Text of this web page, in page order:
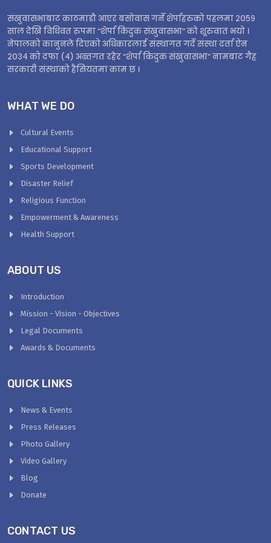
संखुवासभाबाट काठमाडौ आएर बसोवास गर्ने शेर्पाहरुको पहलमा २०५९
साल देखि विधिवत रुपमा “शेर्पा किदुक संखुवासभा” को शूरुवात भयो ।
नेपालको कानुनले दिएको अधिकारलाई संस्थागत गर्दे संस्था दर्ता ऐन
२०३४ को दफा (४) अन्र्तगत रहेर “शेर्पा किदुक संखुवासभा” नामबाट गैह्र
सरकारी संस्थाको हैसियतमा काम छ ।
WHAT WE DO
Cultural Events
Educational Support
Sports Development
Disaster Relief
Religious Function
Empowerment & Awareness
Health Support
ABOUT US
Introduction
Mission - Vision - Objectives
Legal Documents
Awards & Documents
QUICK LINKS
News & Events
Press Releases
Photo Gallery
Video Gallery
Blog
Donate
CONTACT US